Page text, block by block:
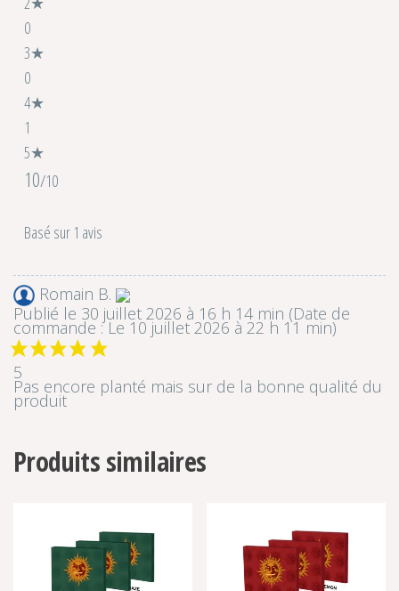
0
3★
0
4★
1
5★
10/10
Basé sur 1 avis
Romain B.
Publié le 30 juillet 2026 à 16 h 14 min (Date de
commande : Le 10 juillet 2026 à 22 h 11 min)
5
Pas encore planté mais sur de la bonne qualité du
produit
Produits similaires